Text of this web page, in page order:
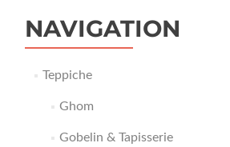
NAVIGATION
Teppiche
Ghom
Gobelin & Tapisserie